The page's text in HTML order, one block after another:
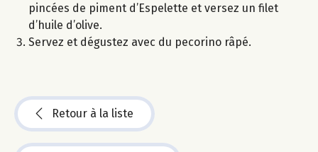
pincées de piment d’Espelette et versez un filet
d’huile d’olive.
Servez et dégustez avec du pecorino râpé.
Retour à la liste